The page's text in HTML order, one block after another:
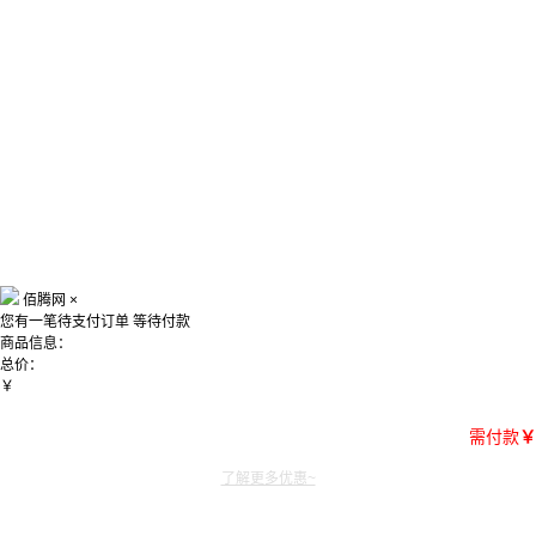
佰腾网 ×
您有一笔待支付订单 等待付款
商品信息：
总价：
￥
需付款￥
了解更多优惠~